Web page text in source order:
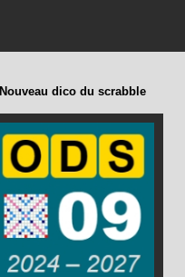
Nouveau dico du scrabble